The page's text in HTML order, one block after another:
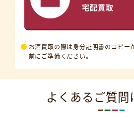
宅配買取
お酒買取の際は身分証明書のコピー
前にご準備ください。
よくあるご質問